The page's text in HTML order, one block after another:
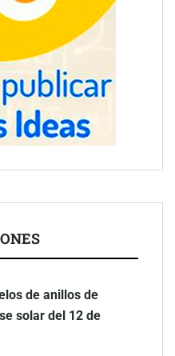
de anillos de
solar del 12 de